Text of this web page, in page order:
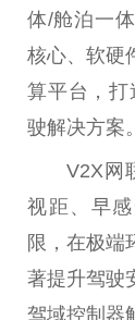
体/舱泊一
核心、软硬
算平台，打
驶解决方案。
V2X网
视距、早
限，在极端
著提升驾驶
驾域控制器